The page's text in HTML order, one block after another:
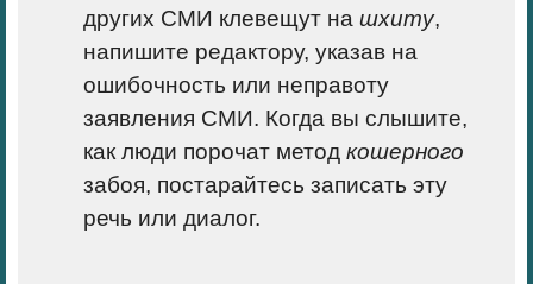
других СМИ клевещут на шхиту,
напишите редактору, указав на
ошибочность или неправоту
заявления CМИ. Когда вы слышите,
как люди порочат метод кошерного
забоя, постарайтесь записать эту
речь или диалог.